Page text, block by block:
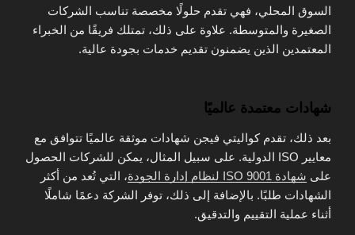
السوق المحلي، فهي تقدم حلولًا مخصصة تناسب الشركات
الصغيرة والمتوسطة. علاوة على ذلك، تمتلك فريقًا من الخبراء
المعتمدين الذين يضمنون تقديم خدمات بجودة عالية.
شهادات معتمدة عالميًا
بعد ذلك، تقدم كواليتي فيجن شهادات موثقة عالميًا تتوافق مع
معايير ISO الدولية. على سبيل المثال، يمكن للشركات الحصول
على شهادة ISO 9001 لنظام إدارة الجودة
، التي تُعد من أكثر
الشهادات طلبًا. بالإضافة إلى ذلك، توفر الشركة دعمًا شاملًا
أثناء عملية التقييم والتدقيق.